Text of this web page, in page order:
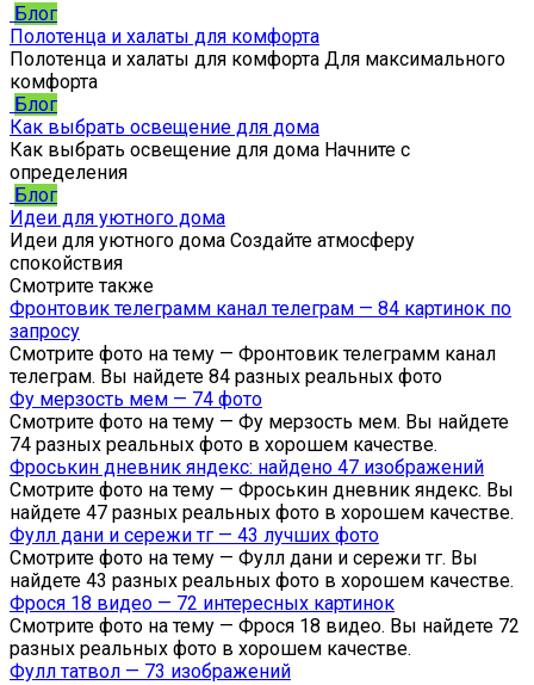
Блог
Полотенца и халаты для комфорта
Полотенца и халаты для комфорта Для максимального
комфорта
Блог
Как выбрать освещение для дома
Как выбрать освещение для дома Начните с
определения
Блог
Идеи для уютного дома
Идеи для уютного дома Создайте атмосферу
спокойствия
Смотрите также
Фронтовик телеграмм канал телеграм — 84 картинок по
запросу
Смотрите фото на тему — Фронтовик телеграмм канал
телеграм. Вы найдете 84 разных реальных фото
Фу мерзость мем — 74 фото
Смотрите фото на тему — Фу мерзость мем. Вы найдете
74 разных реальных фото в хорошем качестве.
Фроськин дневник яндекс: найдено 47 изображений
Смотрите фото на тему — Фроськин дневник яндекс. Вы
найдете 47 разных реальных фото в хорошем качестве.
Фулл дани и сережи тг — 43 лучших фото
Смотрите фото на тему — Фулл дани и сережи тг. Вы
найдете 43 разных реальных фото в хорошем качестве.
Фрося 18 видео — 72 интересных картинок
Смотрите фото на тему — Фрося 18 видео. Вы найдете 72
разных реальных фото в хорошем качестве.
Фулл татвол — 73 изображений